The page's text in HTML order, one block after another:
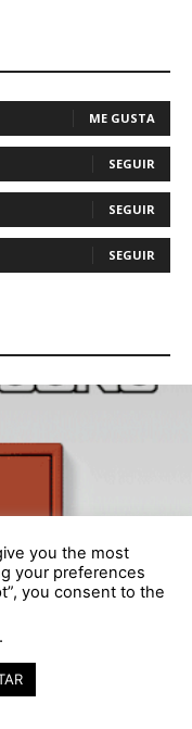
ME GUSTA
SEGUIR
SEGUIR
SEGUIR
you the most
your preferences
you consent to the
.